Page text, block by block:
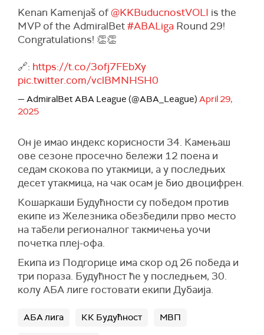
Kenan Kamenjaš of @KKBuducnostVOLI is the
MVP of the AdmiralBet#ABALiga Round 29!
Congratulations! 👏👏
🔗: https://t.co/3ofj7FEbXy
pic.twitter.com/vclBMNHSH0
— AdmiralBet ABA League (@ABA_League) April 29,
2025
Он је имао индекс корисности 34. Камењаш
ове сезоне просечно бележи 12 поена и
седам скокова по утакмици, а у последњих
десет утакмица, на чак осам је био двоцифрен.
Кошаркаши Будућности су победом против
екипе из Железника обезбедили прво место
на табели регионалног такмичења уочи
почетка плеј-офа.
Екипа из Подгорице има скор од 26 победа и
три пораза. Будућност ће у последњем, 30.
колу АБА лиге гостовати екипи Дубаија.
АБА лига КК Будућност МВП